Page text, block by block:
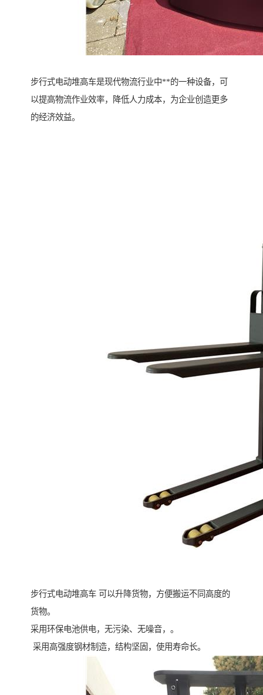
步行式电动堆高车是现代物流行业中**的一种设备，可
以提高物流作业效率，降低人力成本，为企业创造更多
的经济效益。
步行式电动堆高车 可以升降货物，方便搬运不同高度的
货物。
采用环保电池供电，无污染、无噪音，。
采用高强度钢材制造，结构坚固，使用寿命长。